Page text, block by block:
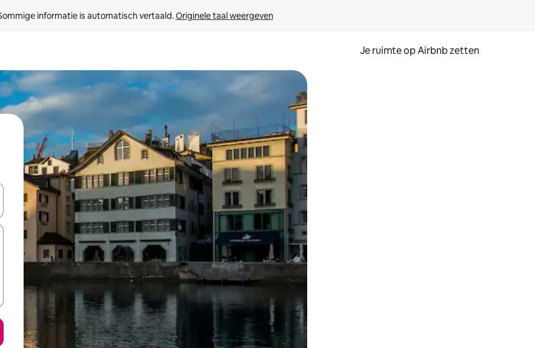
informatie is automatisch vertaald. Originele taal weergeven
Je ruimte op Airbnb zetten
keuze met je de pijltjestoetsen omhoog en omlaag, óf door te tikken of swipen.